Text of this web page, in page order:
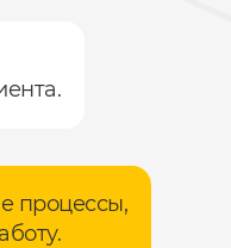
процессы,